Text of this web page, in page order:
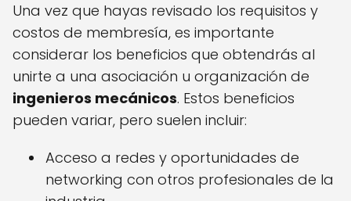
Una vez que hayas revisado los requisitos y
costos de membresía, es importante
considerar los beneficios que obtendrás al
unirte a una asociación u organización de
ingenieros mecánicos. Estos beneficios
pueden variar, pero suelen incluir:
Acceso a redes y oportunidades de
networking con otros profesionales de la